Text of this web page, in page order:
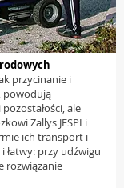
przycinanie i
powodują
ale
Zallys JESPI i
ich transport i
łatwy: przy udźwigu
rozwiązanie